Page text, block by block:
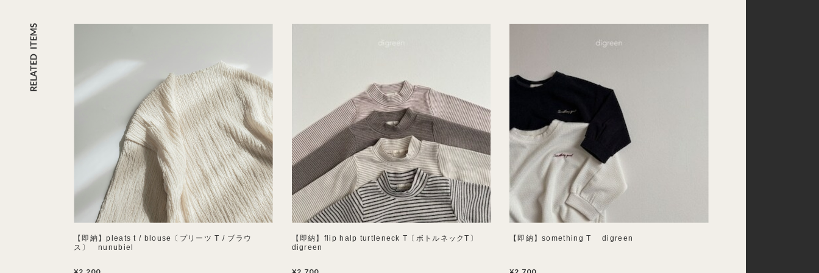
【即納】pleats t / blouse〔プリーツ T / ブラウ
ス〕 nunubiel
【即納】flip halp turtleneck T〔ボトルネックT〕
digreen
【即納】something T digreen